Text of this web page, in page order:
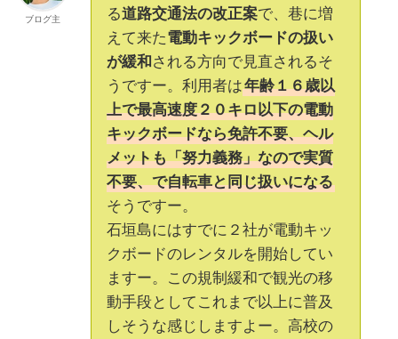
ブログ主
る道路交通法の改正案で、巷に増
えて来た電動キックボードの扱い
が緩和される方向で見直されるそ
うですー。利用者は年齢１６歳以
上で最高速度２０キロ以下の電動
キックボードなら免許不要、ヘル
メットも「努力義務」なので実質
不要、で自転車と同じ扱いになる
そうですー。
石垣島にはすでに２社が電動キッ
クボードのレンタルを開始してい
ますー。この規制緩和で観光の移
動手段としてこれまで以上に普及
しそうな感じしますよー。高校の